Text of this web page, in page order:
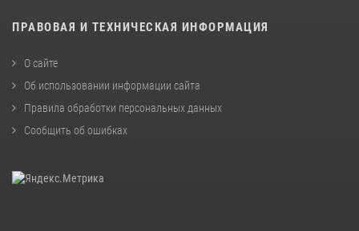
ПРАВОВАЯ И ТЕХНИЧЕСКАЯ ИНФОРМАЦИЯ
О сайте
Об использовании информации сайта
Правила обработки персональных данных
Сообщить об ошибках